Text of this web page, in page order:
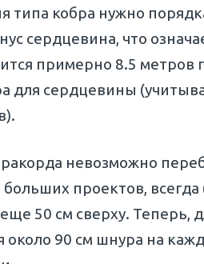
типа кобра нужно
сердцевина, что
примерно 8.5 метров
для сердцевины
невозможно
проектов,
50 см сверху. Теперь,
около 90 см шнура на